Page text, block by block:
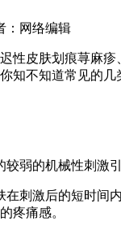
：网络编辑
性皮肤划痕荨麻
知不知道常见的
弱的机械性刺激
在刺激后的短时间
疼痛感。